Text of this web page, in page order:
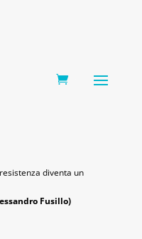
diventa un
Fusillo)